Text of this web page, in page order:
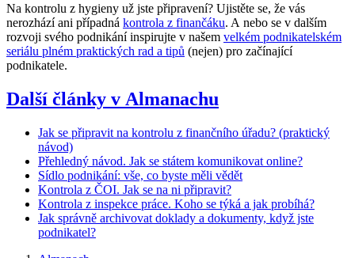
Na kontrolu z hygieny už jste připravení? Ujistěte se, že vás
nerozhází ani případná kontrola z finančáku. A nebo se v dalším
rozvoji svého podnikání inspirujte v našem velkém podnikatelském
seriálu plném praktických rad a tipů (nejen) pro začínající
podnikatele.
Další články v Almanachu
Jak se připravit na kontrolu z finančního úřadu? (praktický
návod)
Přehledný návod. Jak se státem komunikovat online?
Sídlo podnikání: vše, co byste měli vědět
Kontrola z ČOI. Jak se na ni připravit?
Kontrola z inspekce práce. Koho se týká a jak probíhá?
Jak správně archivovat doklady a dokumenty, když jste
podnikatel?